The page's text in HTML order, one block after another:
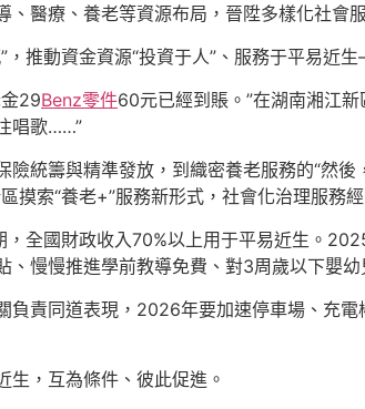
、醫療、養老等資源布局，晉陞多樣化社會
，推動資金資源“投資于人”、服務于平易近
29Benz零件60元已經到賬。”在湖南湘江
唱歌……”
險統籌與精準發放，到織密養老服務的“然
摸索“養老+”服務新形式，社會化治理服務
，全國財政收入70%以上用于平易近生。
、慢慢推進學前教導免費、對3周歲以下嬰
負責同道表現，2026年要加速停車場、充
生，互為條件、彼此促進。